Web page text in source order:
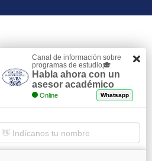
Canal de información sobre
programas de estudio🎓
Habla ahora con un
asesor académico
Online Whatsapp